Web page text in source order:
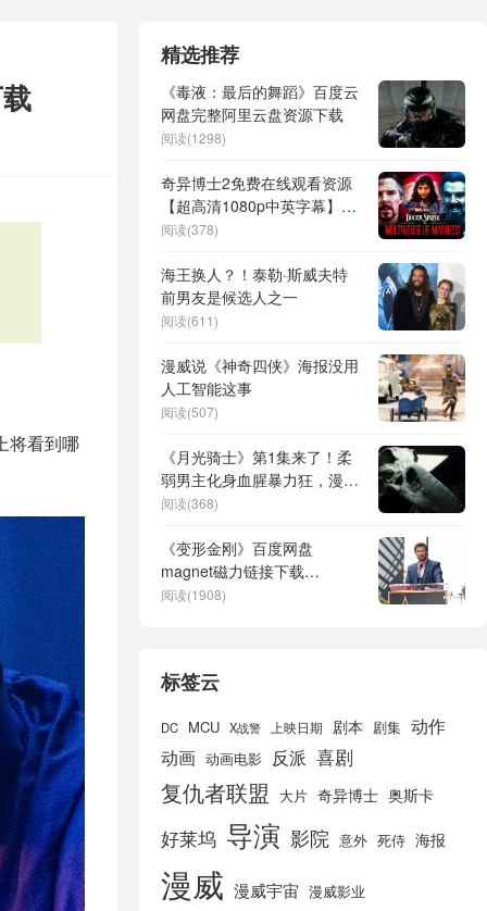
将看到哪
精选推荐
《毒液：最后的舞蹈》百度云
网盘完整阿里云盘资源下载
阅读(1298)
奇异博士2免费在线观看资源
【超高清1080p中英字幕】网
盘链接下载
阅读(378)
海王换人？！泰勒·斯威夫特
前男友是候选人之一
阅读(611)
漫威说《神奇四侠》海报没用
人工智能这事
阅读(507)
《月光骑士》第1集来了！柔
弱男主化身血腥暴力狂，漫威
史上最恐怖的剧集
阅读(368)
《变形金刚》百度网盘
magnet磁力链接下载
（HD720P/夸克网盘-MKV）
阅读(1908)
标签云
DC MCU X战警 上映日期 剧本 剧集 动作
动画 动画电影 反派 喜剧
复仇者联盟 大片 奇异博士 奥斯卡
好莱坞 导演 影院 意外 死侍 海报
漫威 漫威宇宙 漫威影业